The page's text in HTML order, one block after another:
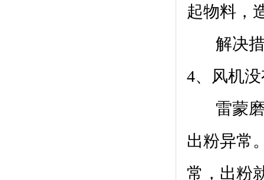
起物料，
解决措
4、风机
雷蒙
出粉异常
常，出粉